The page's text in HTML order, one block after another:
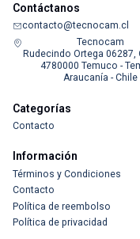
Contáctanos
contacto@tecnocam.cl
Tecnocam
Rudecindo Ortega 06287,
4780000 Temuco -
Araucanía - Chile
Categorías
Contacto
Información
Términos y Condiciones
Contacto
Política de reembolso
Política de privacidad